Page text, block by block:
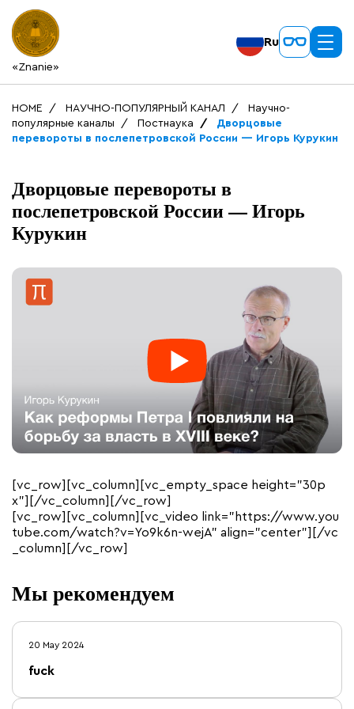
«Znanie»
Ru
HOME НАУЧНО-ПОПУЛЯРНЫЙ КАНАЛ
Научно-
популярные каналы
Постнаука
Дворцовые
перевороты в послепетровской России — Игорь Курукин
Дворцовые перевороты в
послепетровской России — Игорь
Курукин
[vc_row][vc_column][vc_empty_space height=”30p
x”][/vc_column][/vc_row]
[vc_row][vc_column][vc_video link=”https://www.you
tube.com/watch?v=Yo9k6n-wejA” align=”center”][/vc
_column][/vc_row]
Мы рекомендуем
20 May 2024
fuck